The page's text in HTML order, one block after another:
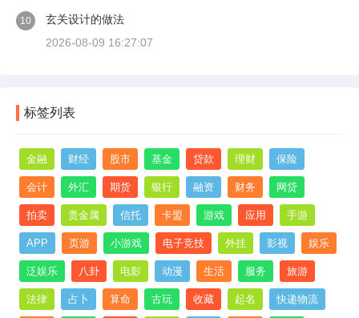
10
玄关设计的做法
2026-08-09 16:27:07
标签列表
金融 财经 股市 基金 贷款 理财 保险
会计 外汇 期货 银行 融资 财务 网贷
拍卖 贵金属 信托 卡盟 游戏 应用 手游
APP 页游 小游戏 电子竞技 外挂 影视 娱乐
泛娱乐 八卦 电影 动漫 生活 服务 旅游
法律 占卜 算命 古玩 收藏 起名 快递物流